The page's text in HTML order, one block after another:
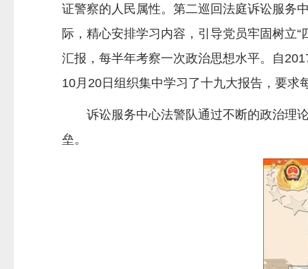
证警察的人民属性。第二巡回法庭诉讼服务
际，精心安排学习内容，引导党员牢固树立
汇报，每半年考察一次政治思想水平。自
10月20日组织集中学习了十九大报告，要求
诉讼服务中心法警队通过不断的政治理论
垒。